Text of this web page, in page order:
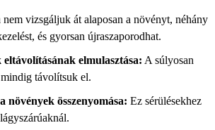
nem vizsgáljuk át alaposan a növényt, néhány
és gyorsan újraszaporodhat.
elmulasztása: A súlyosan
távolítsuk el.
növények összenyomása: Ez sérülésekhez